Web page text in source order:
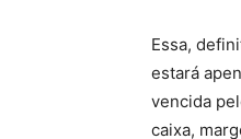
Essa,
estará
vencida
caixa,